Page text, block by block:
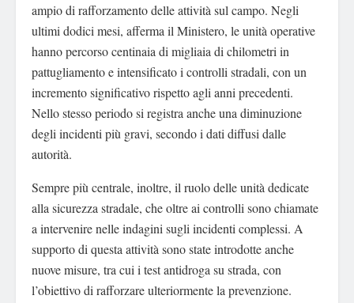
ampio di rafforzamento delle attività sul campo. Negli
ultimi dodici mesi, afferma il Ministero, le unità operative
hanno percorso centinaia di migliaia di chilometri in
pattugliamento e intensificato i controlli stradali, con un
incremento significativo rispetto agli anni precedenti.
Nello stesso periodo si registra anche una diminuzione
degli incidenti più gravi, secondo i dati diffusi dalle
autorità.
Sempre più centrale, inoltre, il ruolo delle unità dedicate
alla sicurezza stradale, che oltre ai controlli sono chiamate
a intervenire nelle indagini sugli incidenti complessi. A
supporto di questa attività sono state introdotte anche
nuove misure, tra cui i test antidroga su strada, con
l’obiettivo di rafforzare ulteriormente la prevenzione.